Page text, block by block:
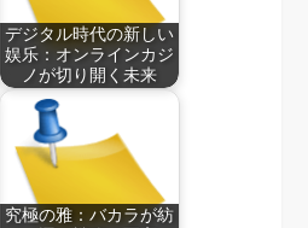
デジタル時代の新しい
娱乐：オンラインカジ
ノが切り開く未来
究極の雅：バカラが紡